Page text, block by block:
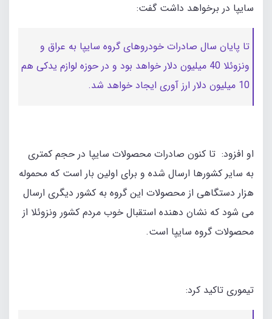
سایپا در برخواهد داشت گفت:
تا پایان سال صادرات خودروهای گروه سایپا به عراق و
ونزوئلا 40 میلیون دلار خواهد بود و در حوزه لوازم یدکی هم
10 میلیون دلار ارز آوری ایجاد خواهد شد.
او افزود: تا کنون صادرات محصولات سایپا در حجم کمتری
به سایر کشورها ارسال شده و برای اولین بار است که محموله
هزار دستگاهی از محصولات این گروه به کشور دیگری ارسال
می شود که نشان دهنده استقبال خوب مردم کشور ونزوئلا از
محصولات گروه سایپا است.
تیموری تاکید کرد: